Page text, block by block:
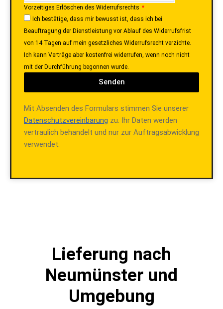
Vorzeitiges Erlöschen des Widerrufsrechts
Ich bestätige, dass mir bewusst ist, dass ich bei
Beauftragung der Dienstleistung vor Ablauf des Widerrufsfrist
von 14 Tagen auf mein gesetzliches Widerrufsrecht verzichte.
Ich kann Verträge aber kostenfrei widerrufen, wenn noch nicht
mit der Durchführung begonnen wurde.
Senden
Mit Absenden des Formulars stimmen Sie unserer
Datenschutzvereinbarung zu. Ihr Daten werden
vertraulich behandelt und nur zur Auftragsabwicklung
verwendet.
Lieferung nach
Neumünster und
Umgebung